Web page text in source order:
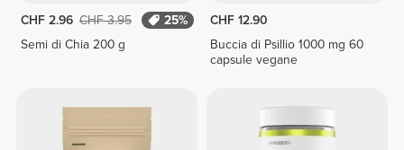
CHF 2.96 CHF 3.95
25%
Semi di Chia 200 g
CHF 12.90
Buccia di Psillio 1000 mg 60
capsule vegane